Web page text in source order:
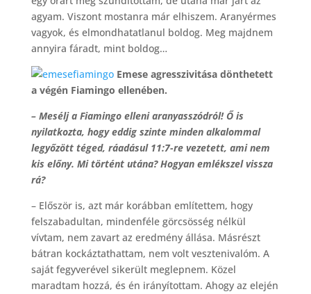
agyam. Viszont mostanra már elhiszem. Aranyérmes
vagyok, és elmondhatatlanul boldog. Meg majdnem
annyira fáradt, mint boldog…
Emese agresszivitása dönthetett
a végén Fiamingo ellenében.
– Mesélj a Fiamingo elleni aranyasszódról! Ő is
nyilatkozta, hogy eddig szinte minden alkalommal
legyőzött téged, ráadásul 11:7-re vezetett, ami nem
kis előny. Mi történt utána? Hogyan emlékszel vissza
rá?
– Először is, azt már korábban említettem, hogy
felszabadultan, mindenféle görcsösség nélkül
vívtam, nem zavart az eredmény állása. Másrészt
bátran kockáztathattam, nem volt vesztenivalóm. A
saját fegyverével sikerült meglepnem. Közel
maradtam hozzá, és én irányítottam. Ahogy az elején